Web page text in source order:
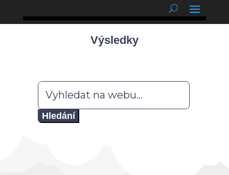
Výsledky
Hledat: